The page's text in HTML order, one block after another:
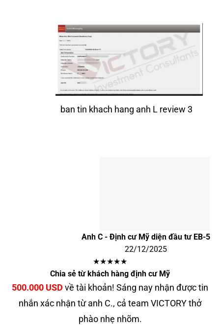
ban tin khach hang anh L review 3
Anh C - Định cư Mỹ diện đầu tư EB-5
22/12/2025
★★★★★
Chia sẻ từ khách hàng định cư Mỹ
500.000 USD về tài khoản! Sáng nay nhận được tin
nhắn xác nhận từ anh C., cả team VICTORY thở
phào nhẹ nhõm.